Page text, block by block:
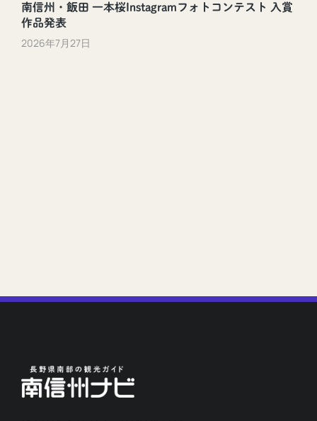
南信州・飯田 一本桜Instagramフォトコンテスト 入賞
作品発表
2026年7月27日